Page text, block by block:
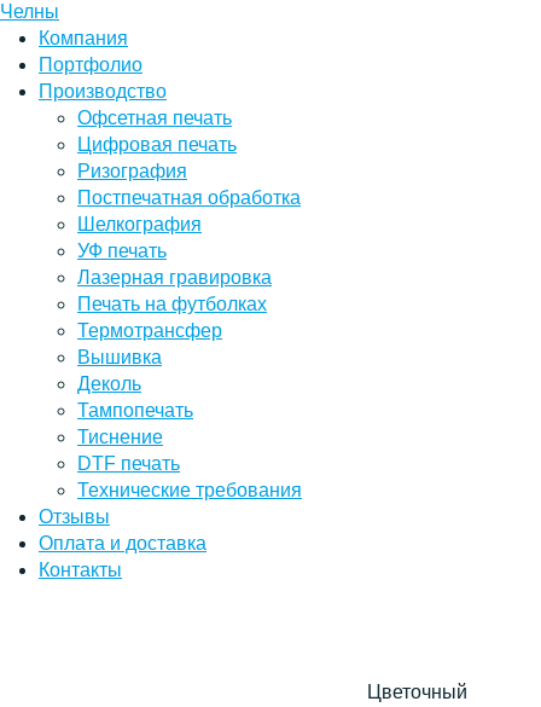
Челны
Компания
Портфолио
Производство
Офсетная печать
Цифровая печать
Ризография
Постпечатная обработка
Шелкография
УФ печать
Лазерная гравировка
Печать на футболках
Термотрансфер
Вышивка
Деколь
Тампопечать
Тиснение
DTF печать
Технические требования
Отзывы
Оплата и доставка
Контакты
Цветочный